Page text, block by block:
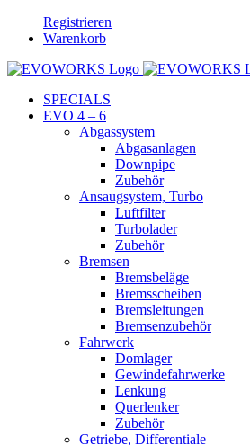
Registrieren
Warenkorb
SPECIALS
EVO 4 – 6
Abgassystem
Abgasanlagen
Downpipe
Zubehör
Ansaugsystem, Turbo
Luftfilter
Turbolader
Zubehör
Bremsen
Bremsbeläge
Bremsscheiben
Bremsleitungen
Bremsenzubehör
Fahrwerk
Domlager
Gewindefahrwerke
Lenkung
Querlenker
Zubehör
Getriebe, Differentiale